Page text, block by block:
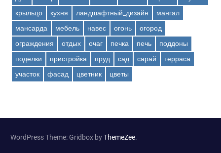
крыльцо
кухня ландшафтный_дизайн
мангал
мансарда
мебель навес огонь
огород
ограждения
отдых очаг печка печь
поддоны
поделки
пристройка пруд сад сарай
терраса
участок
фасад цветник цветы
WordPress Theme: Gridbox byThemeZee.